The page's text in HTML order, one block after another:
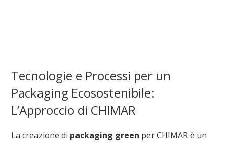
Tecnologie e Processi per un
Packaging Ecosostenibile:
L’Approccio di CHIMAR
La creazione di packaging green per CHIMAR è un